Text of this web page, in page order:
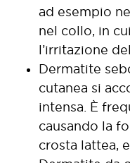
ad esempio
nel collo, in
l’irritazione
Dermatite
cutanea si
intensa. È
causando la
crosta lattea,